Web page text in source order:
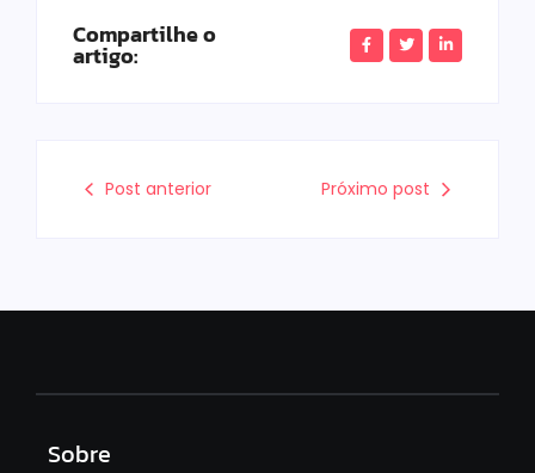
Compartilhe o
artigo:
Post anterior Próximo post
Sobre